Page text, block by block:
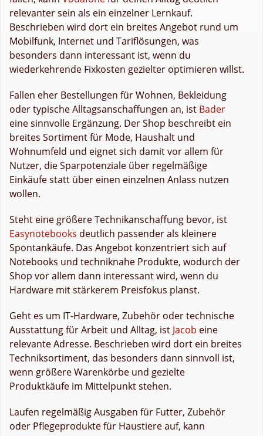
relevanter sein als ein einzelner Lernkauf.
Beschrieben wird dort ein breites Angebot rund um
Mobilfunk, Internet und Tariflösungen, was
besonders dann interessant ist, wenn du
wiederkehrende Fixkosten gezielter optimieren willst.
Fallen eher Bestellungen für Wohnen, Bekleidung
oder typische Alltagsanschaffungen an, ist Bader
eine sinnvolle Ergänzung. Der Shop beschreibt ein
breites Sortiment für Mode, Haushalt und
Wohnumfeld und eignet sich damit vor allem für
Nutzer, die Sparpotenziale über regelmäßige
Einkäufe statt über einen einzelnen Anlass nutzen
wollen.
Steht eine größere Technikanschaffung bevor, ist
Easynotebooks deutlich passender als kleinere
Spontankäufe. Das Angebot konzentriert sich auf
Notebooks und techniknahe Produkte, wodurch der
Shop vor allem dann interessant wird, wenn du
Hardware mit stärkerem Preisfokus planst.
Geht es um IT-Hardware, Zubehör oder technische
Ausstattung für Arbeit und Alltag, ist Jacob eine
relevante Adresse. Beschrieben wird dort ein breites
Techniksortiment, das besonders dann sinnvoll ist,
wenn größere Warenkörbe und gezielte
Produktkäufe im Mittelpunkt stehen.
Laufen regelmäßig Ausgaben für Futter, Zubehör
oder Pflegeprodukte für Haustiere auf, kann